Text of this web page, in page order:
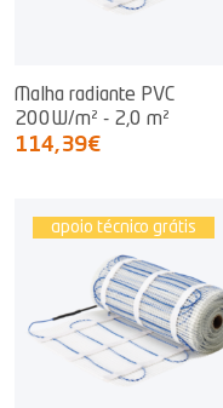
Malha radiante PVC
200W/m² - 2,0 m²
114,39€
apoio técnico grátis